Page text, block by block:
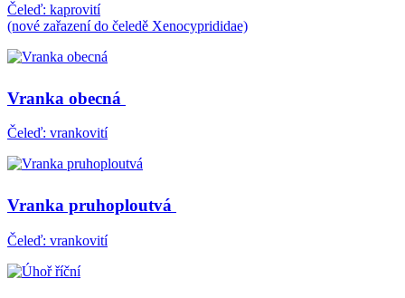
Čeleď: kaprovití
(nové zařazení do čeledě Xenocyprididae)
Vranka obecná
Čeleď: vrankovití
Vranka pruhoploutvá
Čeleď: vrankovití